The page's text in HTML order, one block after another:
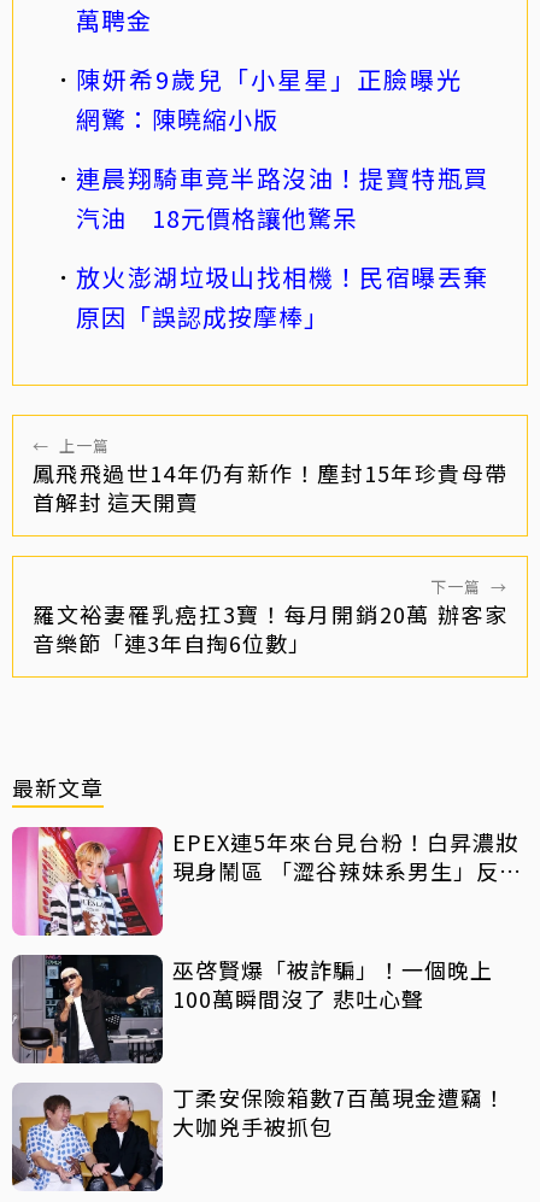
萬聘金
陳妍希9歲兒「小星星」正臉曝光
網驚：陳曉縮小版
連晨翔騎車竟半路沒油！提寶特瓶買
汽油 18元價格讓他驚呆
放火澎湖垃圾山找相機！民宿曝丟棄
原因「誤認成按摩棒」
← 上一篇
鳳飛飛過世14年仍有新作！塵封15年珍貴母帶
首解封 這天開賣
下一篇 →
羅文裕妻罹乳癌扛3寶！每月開銷20萬 辦客家
音樂節「連3年自掏6位數」
最新文章
EPEX連5年來台見台粉！白昇濃妝
現身鬧區 「澀谷辣妹系男生」反差
巫啓賢爆「被詐騙」！一個晚上
100萬瞬間沒了 悲吐心聲
丁柔安保險箱數7百萬現金遭竊！
大咖兇手被抓包